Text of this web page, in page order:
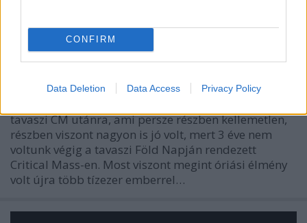
CONFIRM
Data Deletion Data Access Privacy Policy
Cyclechic loves Critical Mass 2012
tavaszi CM utánra, ami persze részben kellemetlen,
részben viszont nagyon is jó volt, mert 3 éve nem
voltunk végig a tavaszi Föld Napján rendezett
Critical Mass-en. Most viszont megint óriási élmény
volt újra több tízezer emberrel…